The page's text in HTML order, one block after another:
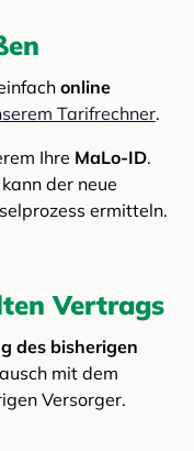
online
Tarifrechner.
Ihre MaLo-ID.
der neue
ermitteln.
Vertrags
des bisherigen
mit dem
Versorger.